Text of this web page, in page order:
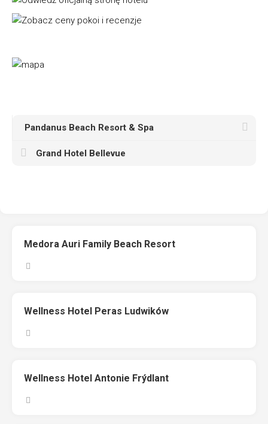
Pandanus Beach Resort & Spa
Grand Hotel Bellevue
Medora Auri Family Beach Resort
Wellness Hotel Peras Ludwików
Wellness Hotel Antonie Frýdlant